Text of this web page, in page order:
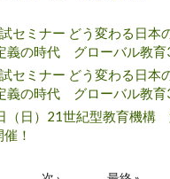
セミナー どう変わる日本
義の時代 グローバル教育
セミナー どう変わる日本
義の時代 グローバル教育
（日）21世紀型教育機構
！